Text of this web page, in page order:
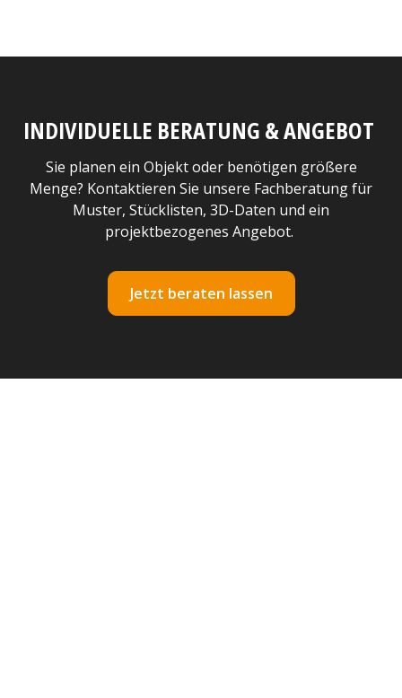
INDIVIDUELLE BERATUNG & ANGEBOT
Sie planen ein Objekt oder benötigen größere
Menge? Kontaktieren Sie unsere Fachberatung für
Muster, Stücklisten, 3D-Daten und ein
projektbezogenes Angebot.
Jetzt beraten lassen